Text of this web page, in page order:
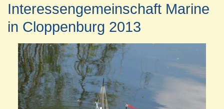
Interessengemeinschaft Marine
in Cloppenburg 2013